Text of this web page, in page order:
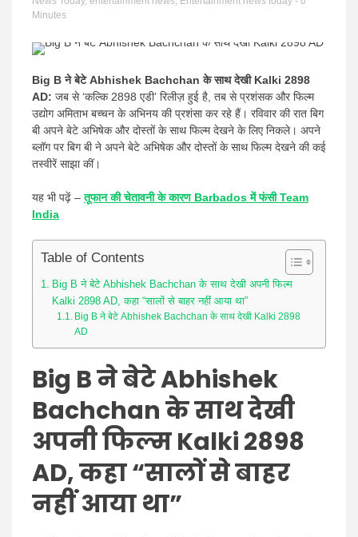
Minutes
Big B ने बेटे Abhishek Bachchan के साथ देखी Kalki 2898
AD: जब से ‘कल्कि 2898 एडी’ रिलीज़ हुई है, तब से प्रशंसक और फिल्म
उद्योग अमिताभ बच्चन के अभिनय की प्रशंसा कर रहे हैं। रविवार की रात बिग
बी अपने बेटे अभिषेक और दोस्तों के साथ फिल्म देखने के लिए निकले। अपने
ब्लॉग पर बिग बी ने अपने बेटे अभिषेक और दोस्तों के साथ फिल्म देखने की कई
तस्वीरें साझा कीं।
यह भी पढ़ें –तूफान की चेतावनी के कारण Barbados में फंसी Team
India
Table of Contents
Big B ने बेटे Abhishek Bachchan के साथ देखी अपनी फिल्म
Kalki 2898 AD, कहा “सालों से बाहर नहीं आया था”
Big B ने बेटे Abhishek Bachchan के साथ देखी Kalki 2898
AD
Big B ने बेटे Abhishek
Bachchan के साथ देखी
अपनी फिल्म Kalki 2898
AD, कहा “सालों से बाहर
नहीं आया था”